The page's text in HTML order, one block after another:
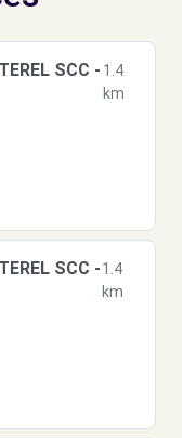
SCC - 1.4
km
SCC -1.4
km